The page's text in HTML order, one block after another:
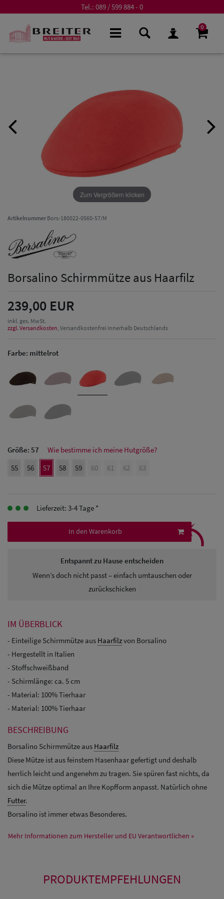
Tel.: 089 / 599 884 - 0
0
Herren
Baseball Cpas
Herren UV-
Schutz Caps
Herren
Sonnenschilder
& Visoren
Zum Vergrößern klicken
ArtikelnummerBors-180022-0560-57/M
Borsalino Schirmmütze aus Haarfilz
239,00 EUR
inkl. ges. MwSt.
zzgl. Versandkosten , Versandkostenfrei innerhalb Deutschlands
Farbe: mittelrot
Größe: 57
Wie bestimme ich meine Hutgröße?
55
56 57 58 59 60 61 62 63
Lieferzeit: 3-4 Tage *
In den Warenkorb
Entspannt zu Hause entscheiden
Wenn’s doch nicht passt – einfach umtauschen oder
zurückschicken
⤹
IM ÜBERBLICK
- Einteilige Schirmmütze aus Haarfilzvon Borsalino
- Hergestellt in Italien
- Stoffschweißband
- Schirmlänge: ca. 5 cm
- Material: 100% Tierhaar
- Material: 100% Tierhaar
BESCHREIBUNG
Borsalino Schirmmütze aus Haarfilz
Diese Mütze ist aus feinstem Hasenhaar gefertigt und deshalb
herrlich leicht und angenehm zu tragen. Sie spüren fast nichts, da
sich die Mütze optimal an Ihre Kopfform anpasst. Natürlich ohne
Futter.
Borsalino ist immer etwas Besonderes.
Mehr Informationen zum Hersteller und EU Verantwortlichen »
PRODUKTEMPFEHLUNGEN